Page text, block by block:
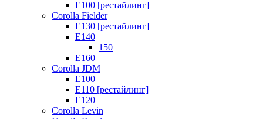
E100 [рестайлинг]
Corolla Fielder
E130 [рестайлинг]
E140
150
E160
Corolla JDM
E100
E110 [рестайлинг]
E120
Corolla Levin